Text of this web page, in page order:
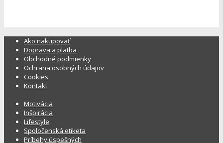
Ako nakupovať
Doprava a platba
Obchodné podmienky
Ochrana osobných údajov
Cookies
Kontakt
Motivácia
Inšpirácia
Lifestyle
Spoločenská etiketa
Príbehy úspešných